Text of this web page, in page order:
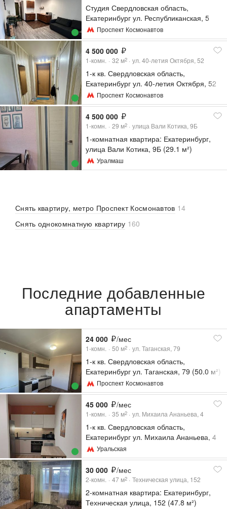
Студия Свердловская область,
Екатеринбург ул. Республиканская, 5
(25.8 м²)
Проспект Космонавтов
4 500 000
1-комн. 32 м2 ул. 40-летия Октября, 52
1-к кв. Свердловская область,
Екатеринбург ул. 40-летия Октября, 52
(32.9 м²)
Проспект Космонавтов
4 500 000
1-комн. 29 м2 улица Вали Котика, 9Б
1-комнатная квартира: Екатеринбург,
улица Вали Котика, 9Б (29.1 м²)
Уралмаш
Снять квартиру, метро Проспект Космонавтов 14
Снять однокомнатную квартиру 160
Последние добавленные
апартаменты
24 000 /мес
1-комн. 50 м2 ул. Таганская, 79
1-к кв. Свердловская область,
Екатеринбург ул. Таганская, 79 (50.0 м²)
Проспект Космонавтов
45 000 /мес
1-комн. 35 м2 ул. Михаила Ананьева, 4
1-к кв. Свердловская область,
Екатеринбург ул. Михаила Ананьева, 4
(35.0 м²)
Уральская
30 000 /мес
2-комн. 47 м2 Техническая улица, 152
2-комнатная квартира: Екатеринбург,
Техническая улица, 152 (47.8 м²)